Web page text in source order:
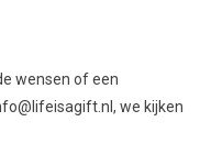
wensen of een
, we kijken